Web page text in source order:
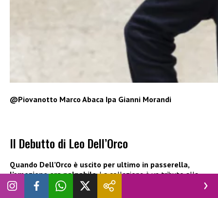
@Piovanotto Marco Abaca Ipa Gianni Morandi
Il Debutto di Leo Dell’Orco
Quando Dell’Orco è uscito per ultimo in passerella,
l’emozione era palpabile. La collezione è un tributo alla
classicità, frutto di una simbiosi durata oltre quarant’anni tra
lui e il Maestro.Non è solo moda